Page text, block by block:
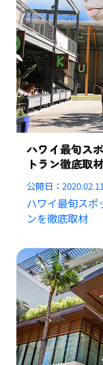
ハワイ最旬ス
トラン徹底取材
公開日：
ハワイ最旬スポ
ンを徹底取材